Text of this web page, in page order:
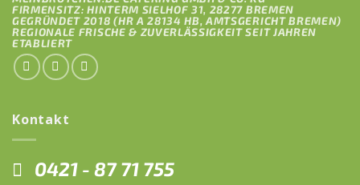
FIRMENSITZ: HINTERM SIELHOF 31, 28277 BREMEN
GEGRÜNDET 2018 (HR A 28134 HB, AMTSGERICHT BREMEN)
REGIONALE FRISCHE & ZUVERLÄSSIGKEIT SEIT JAHREN
ETABLIERT
Kontakt
0421 - 87 71 755